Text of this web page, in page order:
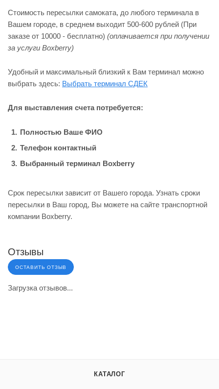
Стоимость пересылки самоката, до любого терминала в
Вашем городе, в среднем выходит 500-600 рублей (При
заказе от 10000 - бесплатно) (оплачивается при получении
за услуги Boxberry)
Удобный и максимальный близкий к Вам терминал можно
выбрать здесь: Выбрать терминал СДЕК
Для выставления счета потребуется:
Полностью Ваше ФИО
Телефон контактный
Выбранный терминал Boxberry
Срок пересылки зависит от Вашего города. Узнать сроки
пересылки в Ваш город, Вы можете на сайте транспортной
компании Boxberry.
Отзывы
ОСТАВИТЬ ОТЗЫВ
Загрузка отзывов...
КАТАЛОГ